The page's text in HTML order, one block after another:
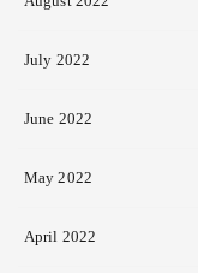
July 2022
June 2022
May 2022
April 2022